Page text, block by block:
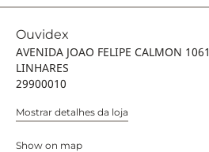
Ouvidex
AVENIDA JOAO FELIPE CALMON 1061
LINHARES
29900010
Mostrar detalhes da loja
Show on map